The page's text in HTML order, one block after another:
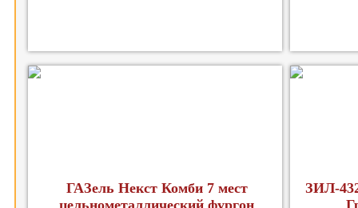
ГАЗель Некст Комби 7 мест
ЗИЛ-